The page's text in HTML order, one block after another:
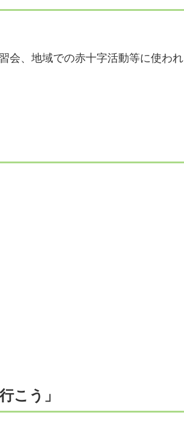
会、地域での赤十字活動等に使われ
こう」